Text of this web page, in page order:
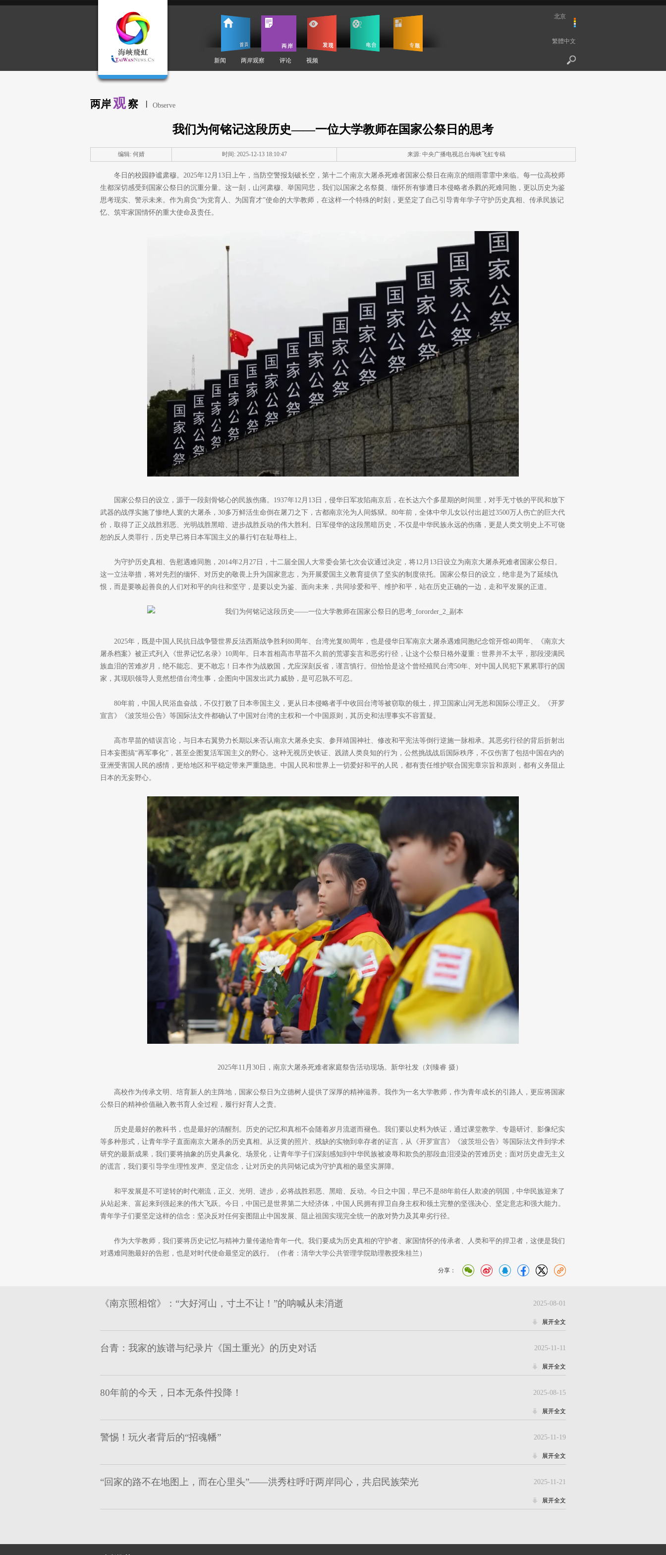
新闻 两岸观察 评论 视频
北京
繁體中文
两岸 观察 | Observe
我们为何铭记这段历史——一位大学教师在国家公祭日的思考
编辑: 何婧 时间: 2025-12-13 18:10:47 来源: 中央广播电视总台海峡飞虹专稿
冬日的校园静谧肃穆。2025年12月13日上午，当防空警报划破长空，第十二个南京大屠杀死难者国家公祭日在南京的细雨霏霏中来临。每一位高校师
生都深切感受到国家公祭日的沉重分量。这一刻，山河肃穆、举国同悲，我们以国家之名祭奠、缅怀所有惨遭日本侵略者杀戮的死难同胞，更以历史为鉴
思考现实、警示未来。作为肩负“为党育人、为国育才”使命的大学教师，在这样一个特殊的时刻，更坚定了自己引导青年学子守护历史真相、传承民族记
忆、筑牢家国情怀的重大使命及责任。
国家公祭日的设立，源于一段刻骨铭心的民族伤痛。1937年12月13日，侵华日军攻陷南京后，在长达六个多星期的时间里，对手无寸铁的平民和放下
武器的战俘实施了惨绝人寰的大屠杀，30多万鲜活生命倒在屠刀之下，古都南京沦为人间炼狱。80年前，全体中华儿女以付出超过3500万人伤亡的巨大代
价，取得了正义战胜邪恶、光明战胜黑暗、进步战胜反动的伟大胜利。日军侵华的这段黑暗历史，不仅是中华民族永远的伤痛，更是人类文明史上不可饶
恕的反人类罪行，历史早已将日本军国主义的暴行钉在耻辱柱上。
为守护历史真相、告慰遇难同胞，2014年2月27日，十二届全国人大常委会第七次会议通过决定，将12月13日设立为南京大屠杀死难者国家公祭日。
这一立法举措，将对先烈的缅怀、对历史的敬畏上升为国家意志，为开展爱国主义教育提供了坚实的制度依托。国家公祭日的设立，绝非是为了延续仇
恨，而是要唤起善良的人们对和平的向往和坚守，是要以史为鉴、面向未来，共同珍爱和平、维护和平，站在历史正确的一边，走和平发展的正道。
2025年，既是中国人民抗日战争暨世界反法西斯战争胜利80周年、台湾光复80周年，也是侵华日军南京大屠杀遇难同胞纪念馆开馆40周年、《南京大
屠杀档案》被正式列入《世界记忆名录》10周年。日本首相高市早苗不久前的荒谬妄言和恶劣行径，让这个公祭日格外凝重：世界并不太平，那段浸满民
族血泪的苦难岁月，绝不能忘、更不敢忘！日本作为战败国，尤应深刻反省，谨言慎行。但恰恰是这个曾经殖民台湾50年、对中国人民犯下累累罪行的国
家，其现职领导人竟然想借台湾生事，企图向中国发出武力威胁，是可忍孰不可忍。
80年前，中国人民浴血奋战，不仅打败了日本帝国主义，更从日本侵略者手中收回台湾等被窃取的领土，捍卫国家山河无恙和国际公理正义。《开罗
宣言》《波茨坦公告》等国际法文件都确认了中国对台湾的主权和一个中国原则，其历史和法理事实不容置疑。
高市早苗的错误言论，与日本右翼势力长期以来否认南京大屠杀史实、参拜靖国神社、修改和平宪法等倒行逆施一脉相承。其恶劣行径的背后折射出
日本妄图搞“再军事化”，甚至企图复活军国主义的野心。这种无视历史铁证、践踏人类良知的行为，公然挑战战后国际秩序，不仅伤害了包括中国在内的
亚洲受害国人民的感情，更给地区和平稳定带来严重隐患。中国人民和世界上一切爱好和平的人民，都有责任维护联合国宪章宗旨和原则，都有义务阻止
日本的无妄野心。
2025年11月30日，南京大屠杀死难者家庭祭告活动现场。新华社发（刘臻睿 摄）
高校作为传承文明、培育新人的主阵地，国家公祭日为立德树人提供了深厚的精神滋养。我作为一名大学教师，作为青年成长的引路人，更应将国家
公祭日的精神价值融入教书育人全过程，履行好育人之责。
历史是最好的教科书，也是最好的清醒剂。历史的记忆和真相不会随着岁月流逝而褪色。我们要以史料为铁证，通过课堂教学、专题研讨、影像纪实
等多种形式，让青年学子直面南京大屠杀的历史真相。从泛黄的照片、残缺的实物到幸存者的证言，从《开罗宣言》《波茨坦公告》等国际法文件到学术
研究的最新成果，我们要将抽象的历史具象化、场景化，让青年学子们深刻感知到中华民族被凌辱和欺负的那段血泪浸染的苦难历史；面对历史虚无主义
的谎言，我们要引导学生理性发声、坚定信念，让对历史的共同铭记成为守护真相的最坚实屏障。
和平发展是不可逆转的时代潮流，正义、光明、进步，必将战胜邪恶、黑暗、反动。今日之中国，早已不是88年前任人欺凌的弱国，中华民族迎来了
从站起来、富起来到强起来的伟大飞跃。今日，中国已是世界第二大经济体，中国人民拥有捍卫自身主权和领土完整的坚强决心、坚定意志和强大能力。
青年学子们要坚定这样的信念：坚决反对任何妄图阻止中国发展、阻止祖国实现完全统一的敌对势力及其卑劣行径。
作为大学教师，我们要将历史记忆与精神力量传递给青年一代。我们要成为历史真相的守护者、家国情怀的传承者、人类和平的捍卫者，这便是我们
对遇难同胞最好的告慰，也是对时代使命最坚定的践行。（作者：清华大学公共管理学院助理教授朱桂兰）
分享：
《南京照相馆》：“大好河山，寸土不让！”的呐喊从未消逝 2025-08-01
展开全文
台青：我家的族谱与纪录片《国土重光》的历史对话 2025-11-11
展开全文
80年前的今天，日本无条件投降！ 2025-08-15
展开全文
警惕！玩火者背后的“招魂幡” 2025-11-19
展开全文
“回家的路不在地图上，而在心里头”——洪秀柱呼吁两岸同心，共启民族荣光 2025-11-21
展开全文